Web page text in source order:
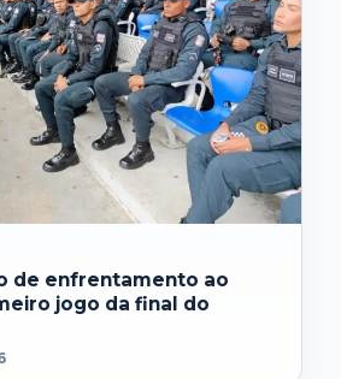
de enfrentamento ao
jogo da final do